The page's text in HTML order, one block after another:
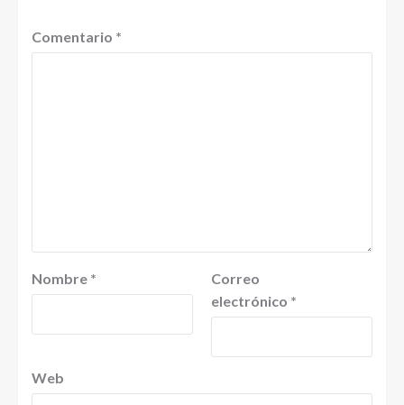
Comentario *
Nombre *
Correo
electrónico *
Web